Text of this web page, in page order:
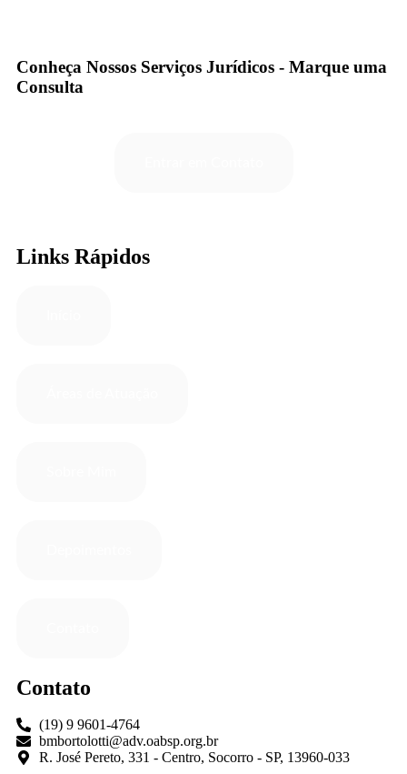
Conheça Nossos Serviços Jurídicos - Marque uma
Consulta
Links Rápidos
Contato
(19) 9 9601-4764
bmbortolotti@adv.oabsp.org.br
R. José Pereto, 331 - Centro, Socorro - SP, 13960-033